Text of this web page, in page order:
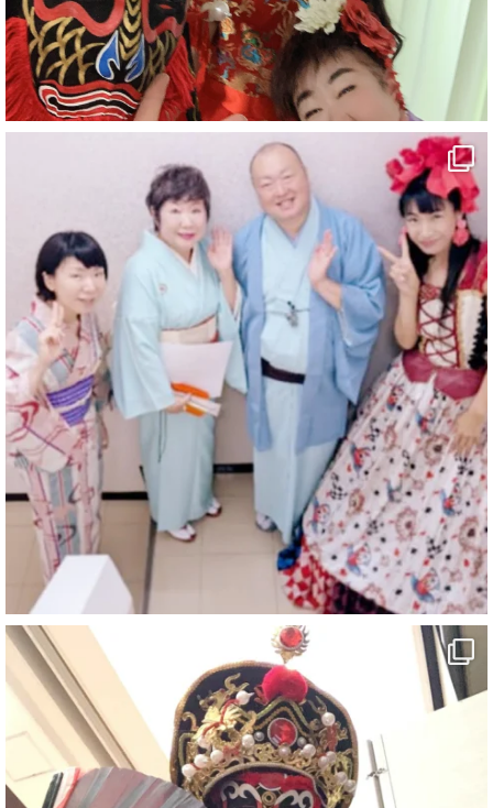
#四国
#愛媛観光
#旅行
#旅行動画
#一人旅
#観光スポット
#旅行好きと繋がりたい
5 X
マジシャン派遣 パッションプリンセス【公式】
@comedy_illusion · 6 8月
お疲れ様です
ブログ更新しました
「マジシャン和歌山旅 白浜町・三段壁」
#企業公式がお疲れ様を言い合う
#旅行好きな人と繋がりたい
#一人旅
#女性マジシャン
#出張マジック
#マジシャン派遣
#イリュージョン
#和歌山県
#白浜町
#変面ショー
#イベント